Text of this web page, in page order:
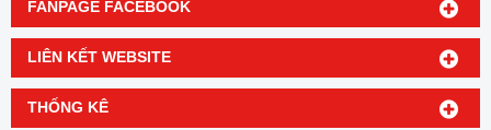
FANPAGE FACEBOOK
LIÊN KẾT WEBSITE
THỐNG KÊ